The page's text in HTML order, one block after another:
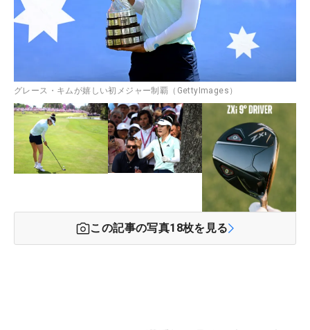
グレース・キムが嬉しい初メジャー制覇（GettyImages）
この記事の写真18枚を見る